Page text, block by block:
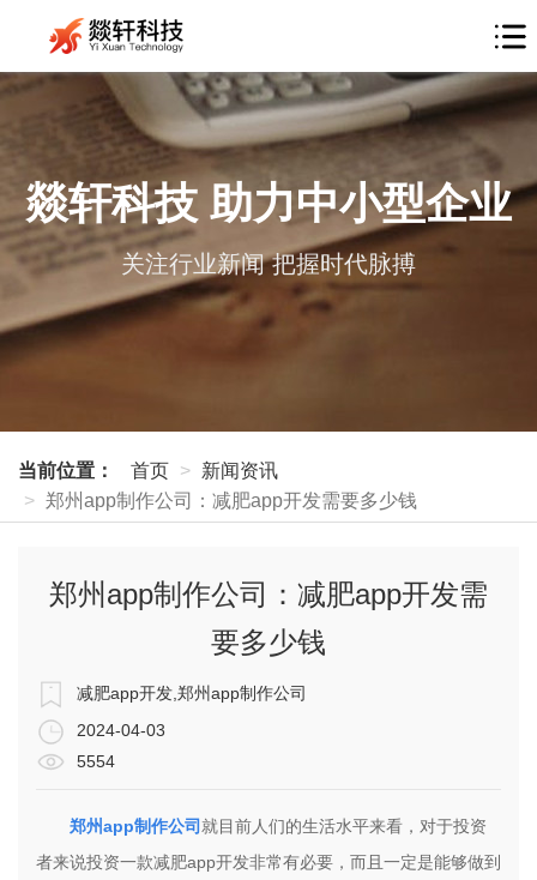
燚轩科技 助力中小型企业
关注行业新闻 把握时代脉搏
当前位置： 首页
新闻资讯
郑州app制作公司：减肥app开发需要多少钱
郑州app制作公司：减肥app开发需
要多少钱
减肥app开发,郑州app制作公司
2024-04-03
5554
郑州app制作公司就目前人们的生活水平来看，对于投资
者来说投资一款减肥app开发非常有必要，而且一定是能够做到